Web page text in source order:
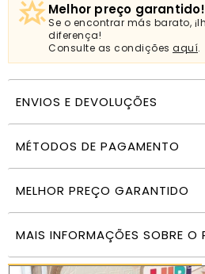
Melhor preço garantido!
Se o encontrar más barato,
diferença!
Consulte as condições aquí.
ENVIOS E DEVOLUÇÕES
MÉTODOS DE PAGAMENTO
MELHOR PREÇO GARANTIDO
MAIS INFORMAÇÕES SOBRE O
23,49€
PRODUTOS SEMELHANTES